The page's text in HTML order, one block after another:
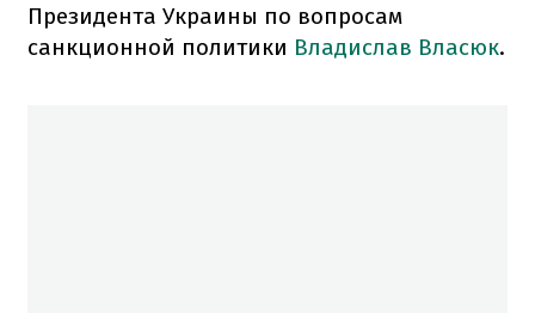
Президента Украины по вопросам
санкционной политики Владислав Власюк.